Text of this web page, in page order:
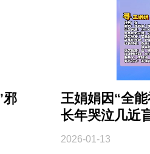
邪
王娟娟因“全
长年哭泣几近
2026-01-13